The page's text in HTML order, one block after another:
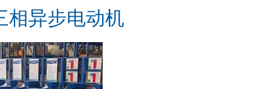
相异步电动机